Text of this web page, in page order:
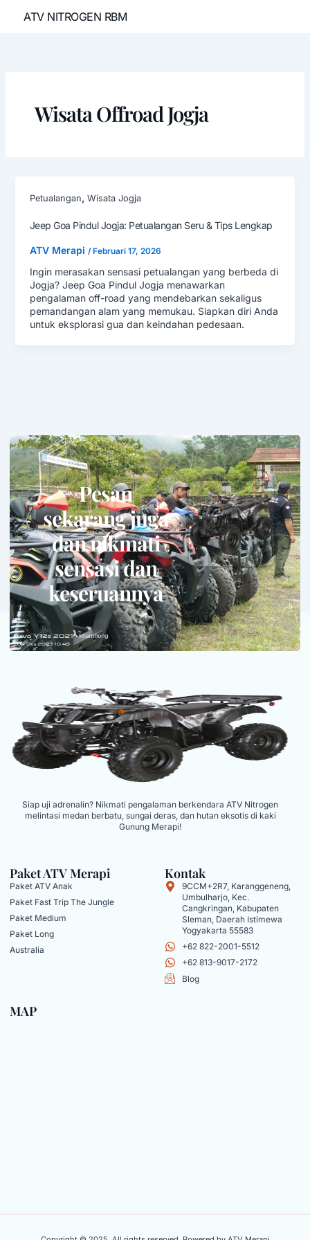
ATV NITROGEN RBM
Wisata Offroad Jogja
Petualangan , Wisata Jogja
Jeep Goa Pindul Jogja: Petualangan Seru & Tips Lengkap
ATV Merapi /Februari 17, 2026
Ingin merasakan sensasi petualangan yang berbeda di
Jogja? Jeep Goa Pindul Jogja menawarkan
pengalaman off-road yang mendebarkan sekaligus
pemandangan alam yang memukau. Siapkan diri Anda
untuk eksplorasi gua dan keindahan pedesaan.
Pesan
sekarang juga
dan nikmati
sensasi dan
keseruannya
Siap uji adrenalin? Nikmati pengalaman berkendara ATV Nitrogen
melintasi medan berbatu, sungai deras, dan hutan eksotis di kaki
Gunung Merapi!
Paket ATV Merapi
Paket ATV Anak
Paket Fast Trip The Jungle
Paket Medium
Paket Long
Australia
Kontak
9CCM+2R7, Karanggeneng,
Umbulharjo, Kec.
Cangkringan, Kabupaten
Sleman, Daerah Istimewa
Yogyakarta 55583
+62 822-2001-5512
+62 813-9017-2172
Blog
MAP